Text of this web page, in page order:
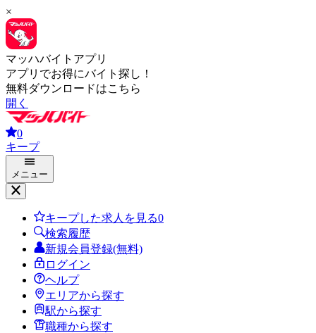
×
マッハバイトアプリ
アプリでお得にバイト探し！
無料ダウンロードはこちら
開く
0
キープ
メニュー
キープした求人を見る0
検索履歴
新規会員登録(無料)
ログイン
ヘルプ
エリアから探す
駅から探す
職種から探す